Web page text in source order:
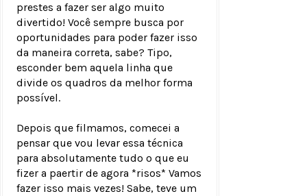
prestes a fazer ser algo muito
divertido! Você sempre busca por
oportunidades para poder fazer isso
da maneira correta, sabe? Tipo,
esconder bem aquela linha que
divide os quadros da melhor forma
possível.
Depois que filmamos, comecei a
pensar que vou levar essa técnica
para absolutamente tudo o que eu
fizer a paertir de agora *risos* Vamos
fazer isso mais vezes! Sabe, teve um